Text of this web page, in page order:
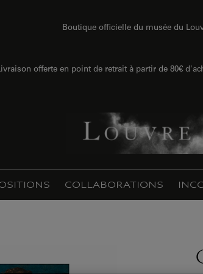
Boutique officielle du musée du
offerte en point de retrait à partir de 80€
COLLABORATIONS